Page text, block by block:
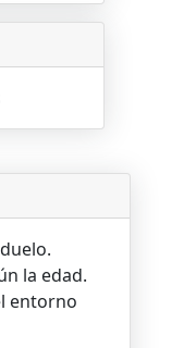
la edad.
entorno